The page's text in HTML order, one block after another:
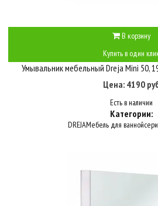
В корзину
Купить в один
Умывальник мебельный Dreja Mini 50,
Цена: 4190
Есть в наличии
Категории:
DREJAМебель для ванной